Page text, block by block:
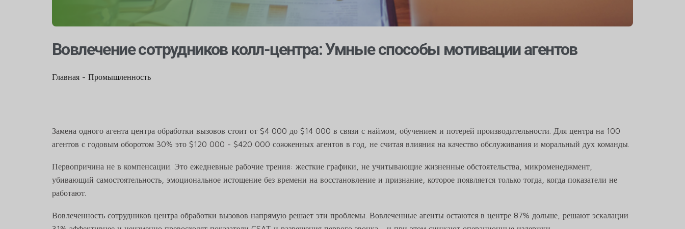
Вовлечение сотрудников колл-центра: Умные способы мотивации агентов
Главная - Промышленность
Замена одного агента центра обработки вызовов стоит от $4 000 до $14 000 в связи с наймом, обучением и потерей производительности. Для центра на 100
агентов с годовым оборотом 30% это $120 000 - $420 000 сожженных агентов в год, не считая влияния на качество обслуживания и моральный дух команды.
Первопричина не в компенсации. Это ежедневные рабочие трения: жесткие графики, не учитывающие жизненные обстоятельства, микроменеджмент,
убивающий самостоятельность, эмоциональное истощение без времени на восстановление и признание, которое появляется только тогда, когда показатели не
работают.
Вовлеченность сотрудников центра обработки вызовов напрямую решает эти проблемы. Вовлеченные агенты остаются в центре 87% дольше, решают эскалации